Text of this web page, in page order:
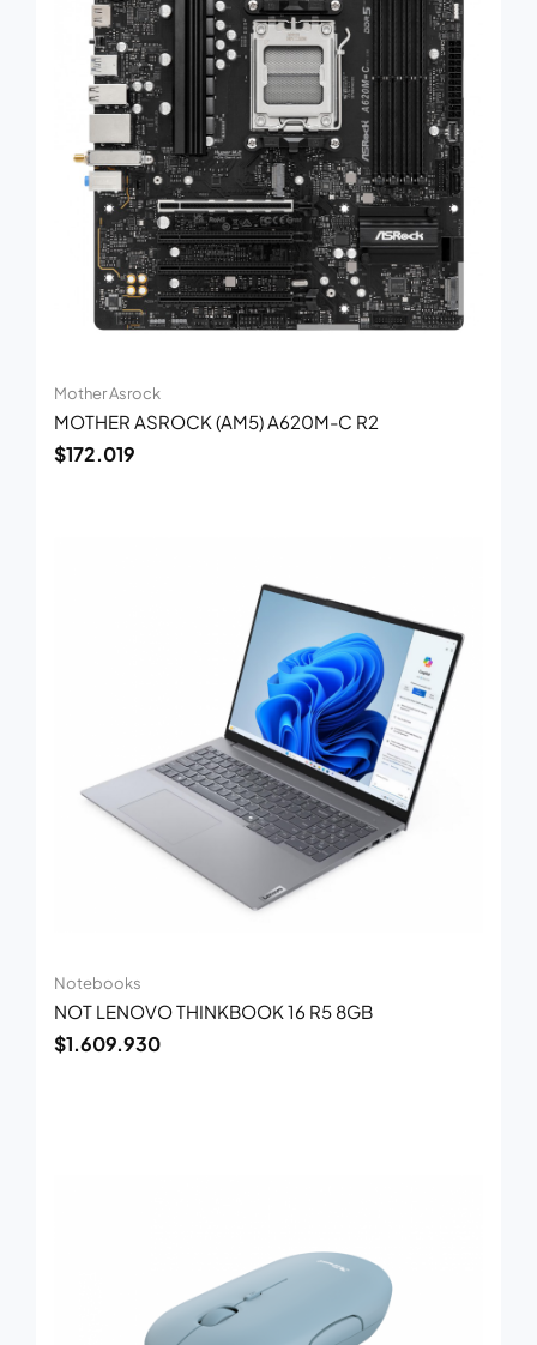
Mother Asrock
MOTHER ASROCK (AM5) A620M-C R2
$172.019
Notebooks
NOT LENOVO THINKBOOK 16 R5 8GB
$1.609.930